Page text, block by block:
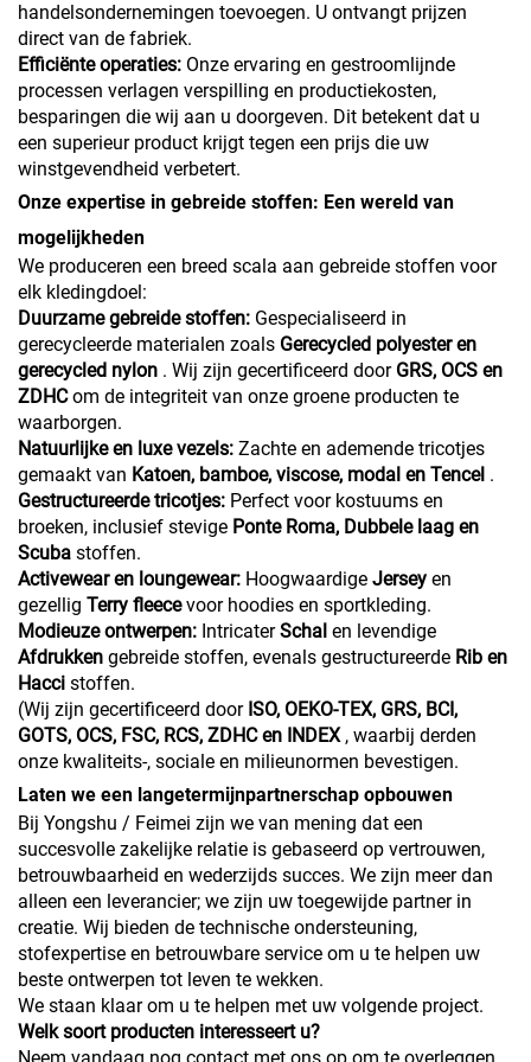
handelsondernemingen toevoegen. U ontvangt prijzen
direct van de fabriek.
Efficiënte operaties: Onze ervaring en gestroomlijnde
processen verlagen verspilling en productiekosten,
besparingen die wij aan u doorgeven. Dit betekent dat u
een superieur product krijgt tegen een prijs die uw
winstgevendheid verbetert.
Onze expertise in gebreide stoffen: Een wereld van
mogelijkheden
We produceren een breed scala aan gebreide stoffen voor
elk kledingdoel:
Duurzame gebreide stoffen: Gespecialiseerd in
gerecycleerde materialen zoals Gerecycled polyester en
gerecycled nylon . Wij zijn gecertificeerd door GRS, OCS en
ZDHCom de integriteit van onze groene producten te
waarborgen.
Natuurlijke en luxe vezels: Zachte en ademende tricotjes
gemaakt van Katoen, bamboe, viscose, modal en Tencel .
Gestructureerde tricotjes: Perfect voor kostuums en
broeken, inclusief stevige Ponte Roma, Dubbele laag en
Scuba stoffen.
Activewear en loungewear: Hoogwaardige Jersey en
gezellig Terry fleecevoor hoodies en sportkleding.
Modieuze ontwerpen: IntricaterSchal en levendige
Afdrukken gebreide stoffen, evenals gestructureerde Rib en
Hacci stoffen.
(Wij zijn gecertificeerd door ISO, OEKO-TEX, GRS, BCI,
GOTS, OCS, FSC, RCS, ZDHC en INDEX , waarbij derden
onze kwaliteits-, sociale en milieunormen bevestigen.
Laten we een langetermijnpartnerschap opbouwen
Bij Yongshu / Feimei zijn we van mening dat een
succesvolle zakelijke relatie is gebaseerd op vertrouwen,
betrouwbaarheid en wederzijds succes. We zijn meer dan
alleen een leverancier; we zijn uw toegewijde partner in
creatie. Wij bieden de technische ondersteuning,
stofexpertise en betrouwbare service om u te helpen uw
beste ontwerpen tot leven te wekken.
We staan klaar om u te helpen met uw volgende project.
Welk soort producten interesseert u?